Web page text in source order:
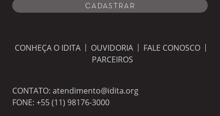
CONHEÇA O IDITA OUVIDORIA
FALE CONOSCO
PARCEIROS
CONTATO: atendimento@idita.org
FONE: +55 (11) 98176-3000